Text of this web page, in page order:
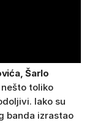
Šarlo
toliko
Iako su
banda izrastao